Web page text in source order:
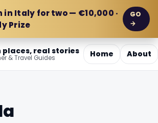
in Italy for two — €10,000 ·
Prize
GO
→
places, real stories
& Travel Guides Home About